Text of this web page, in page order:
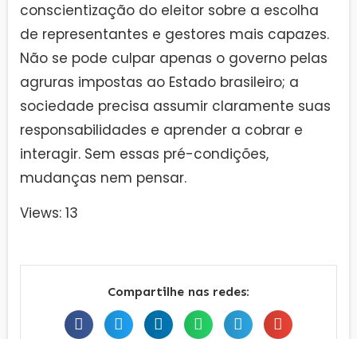
conscientização do eleitor sobre a escolha
de representantes e gestores mais capazes.
Não se pode culpar apenas o governo pelas
agruras impostas ao Estado brasileiro; a
sociedade precisa assumir claramente suas
responsabilidades e aprender a cobrar e
interagir. Sem essas pré-condições,
mudanças nem pensar.
Views: 13
Compartilhe nas redes: